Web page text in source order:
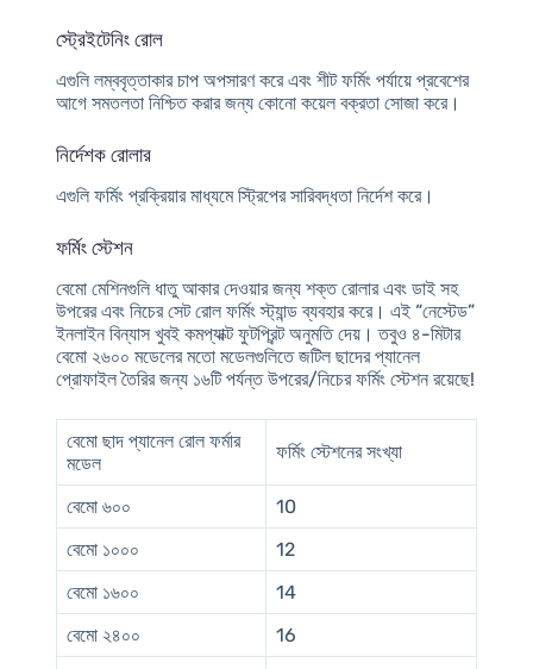
স্ট্রেইটেনিং রোল
এগুলি লম্ববৃত্তাকার চাপ অপসারণ করে এবং শীট ফর্মিং পর্যায়ে প্রবেশের
আগে সমতলতা নিশ্চিত করার জন্য কোনো কয়েল বক্রতা সোজা করে।
নির্দেশক রোলার
এগুলি ফর্মিং প্রক্রিয়ার মাধ্যমে স্ট্রিপের সারিবদ্ধতা নির্দেশ করে।
ফর্মিং স্টেশন
বেমো মেশিনগুলি ধাতু আকার দেওয়ার জন্য শক্ত রোলার এবং ডাই সহ
উপরের এবং নিচের সেট রোল ফর্মিং স্ট্যান্ড ব্যবহার করে। এই “নেস্টেড”
ইনলাইন বিন্যাস খুবই কমপ্যাক্ট ফুটপ্রিন্ট অনুমতি দেয়। তবুও ৪-মিটার
বেমো ২৬০০ মডেলের মতো মডেলগুলিতে জটিল ছাদের প্যানেল
প্রোফাইল তৈরির জন্য ১৬টি পর্যন্ত উপরের/নিচের ফর্মিং স্টেশন রয়েছে!
বেমো ছাদ প্যানেল রোল ফর্মার
মডেল
ফর্মিং স্টেশনের সংখ্যা
বেমো ৬০০
10
বেমো ১০০০
12
বেমো ১৬০০
14
বেমো ২৪০০
16